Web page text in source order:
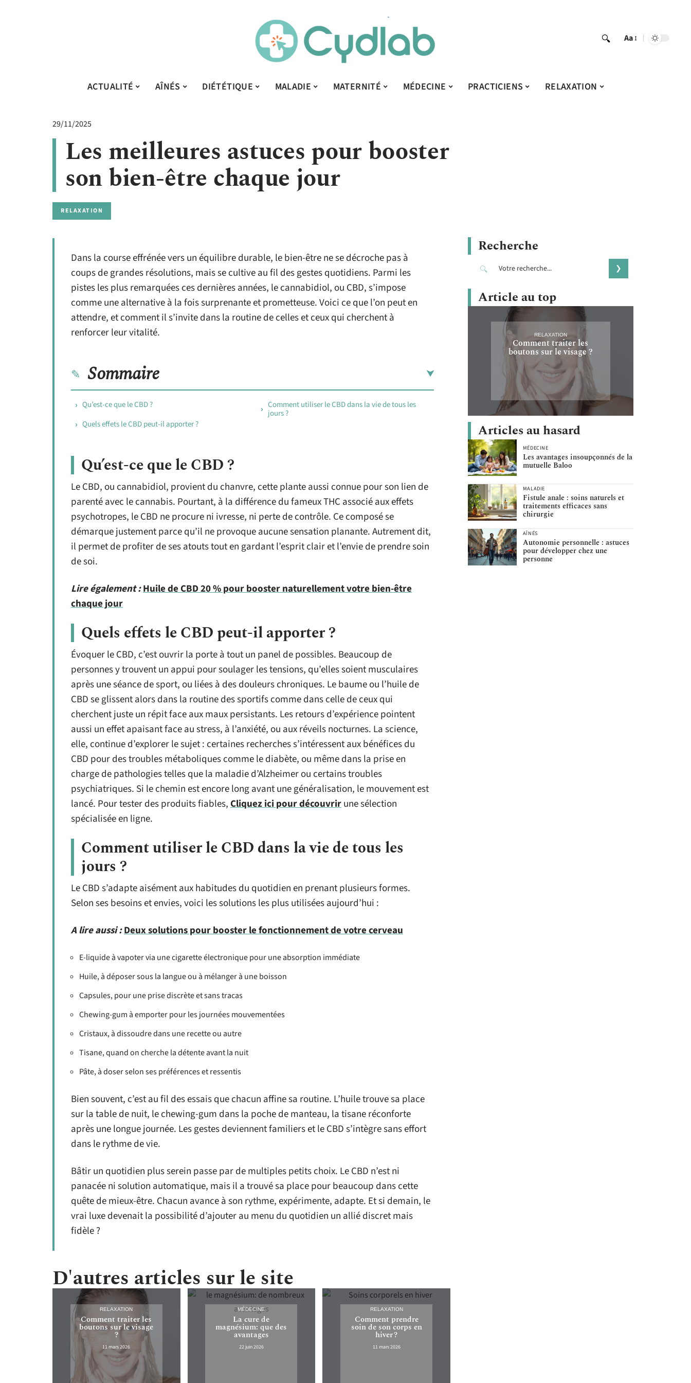
Aa
ACTUALITÉ AÎNÉS DIÉTÉTIQUE MALADIE MATERNITÉ MÉDECINE PRACTICIENS RELAXATION
29/11/2025
Les meilleures astuces pour booster
son bien-être chaque jour
RELAXATION
Dans la course effrénée vers un équilibre durable, le bien-être ne se décroche pas à
coups de grandes résolutions, mais se cultive au fil des gestes quotidiens. Parmi les
pistes les plus remarquées ces dernières années, le cannabidiol, ou CBD, s’impose
comme une alternative à la fois surprenante et prometteuse. Voici ce que l’on peut en
attendre, et comment il s’invite dans la routine de celles et ceux qui cherchent à
renforcer leur vitalité.
Sommaire
Qu’est-ce que le CBD ?
Quels effets le CBD peut-il apporter ?
Comment utiliser le CBD dans la vie de tous les
jours ?
Qu’est-ce que le CBD ?
Le CBD, ou cannabidiol, provient du chanvre, cette plante aussi connue pour son lien de
parenté avec le cannabis. Pourtant, à la différence du fameux THC associé aux effets
psychotropes, le CBD ne procure ni ivresse, ni perte de contrôle. Ce composé se
démarque justement parce qu’il ne provoque aucune sensation planante. Autrement dit,
il permet de profiter de ses atouts tout en gardant l’esprit clair et l’envie de prendre soin
de soi.
Lire également :Huile de CBD 20 % pour booster naturellement votre bien-être
chaque jour
Quels effets le CBD peut-il apporter ?
Évoquer le CBD, c’est ouvrir la porte à tout un panel de possibles. Beaucoup de
personnes y trouvent un appui pour soulager les tensions, qu’elles soient musculaires
après une séance de sport, ou liées à des douleurs chroniques. Le baume ou l’huile de
CBD se glissent alors dans la routine des sportifs comme dans celle de ceux qui
cherchent juste un répit face aux maux persistants. Les retours d’expérience pointent
aussi un effet apaisant face au stress, à l’anxiété, ou aux réveils nocturnes. La science,
elle, continue d’explorer le sujet : certaines recherches s’intéressent aux bénéfices du
CBD pour des troubles métaboliques comme le diabète, ou même dans la prise en
charge de pathologies telles que la maladie d’Alzheimer ou certains troubles
psychiatriques. Si le chemin est encore long avant une généralisation, le mouvement est
lancé. Pour tester des produits fiables,Cliquez ici pour découvrirune sélection
spécialisée en ligne.
Comment utiliser le CBD dans la vie de tous les
jours ?
Le CBD s’adapte aisément aux habitudes du quotidien en prenant plusieurs formes.
Selon ses besoins et envies, voici les solutions les plus utilisées aujourd’hui :
A lire aussi :Deux solutions pour booster le fonctionnement de votre cerveau
E-liquide à vapoter via une cigarette électronique pour une absorption immédiate
Huile, à déposer sous la langue ou à mélanger à une boisson
Capsules, pour une prise discrète et sans tracas
Chewing-gum à emporter pour les journées mouvementées
Cristaux, à dissoudre dans une recette ou autre
Tisane, quand on cherche la détente avant la nuit
Pâte, à doser selon ses préférences et ressentis
Bien souvent, c’est au fil des essais que chacun affine sa routine. L’huile trouve sa place
sur la table de nuit, le chewing-gum dans la poche de manteau, la tisane réconforte
après une longue journée. Les gestes deviennent familiers et le CBD s’intègre sans effort
dans le rythme de vie.
Bâtir un quotidien plus serein passe par de multiples petits choix. Le CBD n’est ni
panacée ni solution automatique, mais il a trouvé sa place pour beaucoup dans cette
quête de mieux-être. Chacun avance à son rythme, expérimente, adapte. Et si demain, le
vrai luxe devenait la possibilité d’ajouter au menu du quotidien un allié discret mais
fidèle ?
D'autres articles sur le site
RELAXATION
Comment traiter les
boutons sur le visage
?
11 mars 2026
MÉDECINE
La cure de
magnésium: que des
avantages
22 juin 2026
RELAXATION
Comment prendre
soin de son corps en
hiver ?
11 mars 2026
Recherche
Article au top
RELAXATION
Comment traiter les
boutons sur le visage ?
Articles au hasard
MÉDECINE
Les avantages insoupçonnés de la
mutuelle Baloo
MALADIE
Fistule anale : soins naturels et
traitements efficaces sans
chirurgie
AÎNÉS
Autonomie personnelle : astuces
pour développer chez une
personne